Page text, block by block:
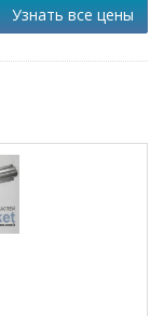
Узнать все цены